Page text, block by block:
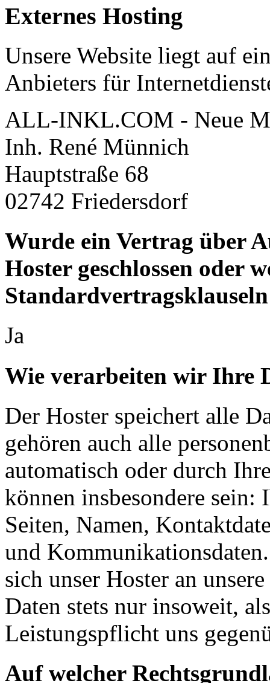
Externes Hosting
Unsere Website liegt auf
Anbieters für
ALL-INKL.COM - Neue
Inh. René Münnich
Hauptstraße 68
02742 Friedersdorf
Wurde ein Vertrag über
Hoster geschlossen oder
Ja
Wie verarbeiten wir Ihre
Der Hoster speichert alle
gehören auch alle
automatisch oder durch
können insbesondere sein:
Seiten, Namen,
und
sich unser Hoster an
Daten stets nur insoweit,
Leistungspflicht uns
Auf welcher